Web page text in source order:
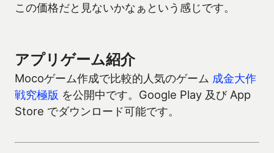
この価格だと見ないかなぁという感じです。
アプリゲーム紹介
Mocoゲーム作成で比較的人気のゲーム 成金大作
戦究極版 を公開中です。Google Play 及び App
Store でダウンロード可能です。